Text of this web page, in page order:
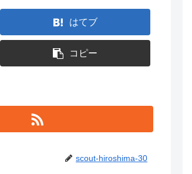
はてブ
コピー
scout-hiroshima-30